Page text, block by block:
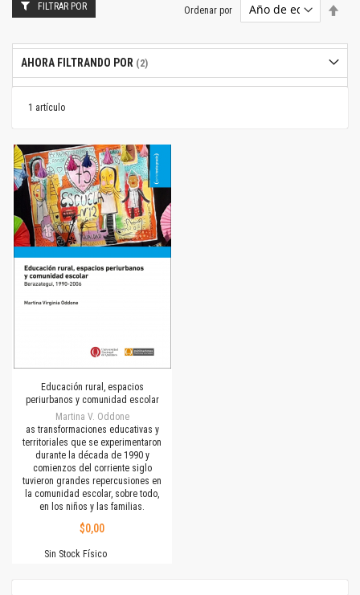
1 artículo
Ordenar por
Educación rural, espacios
periurbanos y comunidad escolar
Martina V. Oddone
as transformaciones educativas y
territoriales que se experimentaron
durante la década de 1990 y
comienzos del corriente siglo
tuvieron grandes repercusiones en
la comunidad escolar, sobre todo,
en los niños y las familias.
$0,00
Sin Stock Físico
FILTRAR POR
AHORA FILTRANDO POR